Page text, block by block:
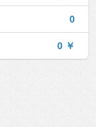
0
0 ￥